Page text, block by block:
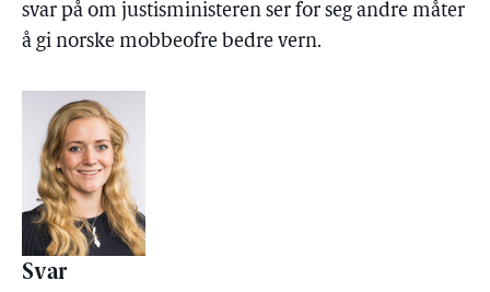
svar på om justisministeren ser for seg andre måter
å gi norske mobbeofre bedre vern.
Svar